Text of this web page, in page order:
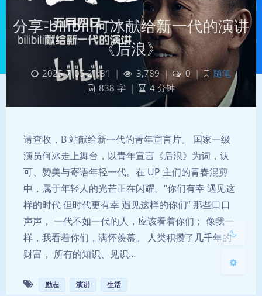
暗黑模式
Sans Serif Serif
浅阴影 深阴影
关闭 日落 暗化 灰度
分享-bilibili何冰献给新一代的演讲
《后浪》
2025-7-05 21:31 3,789 | 0
随笔
838 字
4 分钟
请查收，B 站献给新一代的青年宣言片。 国家一级
演员何冰走上舞台，以青年宣言《后浪》为词，认
可、赞美与寄语年轻一代。在 UP 主们的青春混剪
中，属于年轻人的光芒正在闪耀。“你们有幸 遇见这
样的时代 但时代更有幸 遇见这样的你们” 那些口口
声声， 一代不如一代的人，应该看着你们； 像我一
样，我看着你们，满怀羡慕。 人类积攒了几千年的
财富， 所有的知识、见识…
励志 演讲 生活